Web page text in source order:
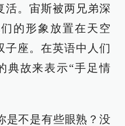
活。宙斯被两兄弟深
的形象放置在天空
子座。在英语中人们
典故来表示“手足情
是不是有些眼熟？没